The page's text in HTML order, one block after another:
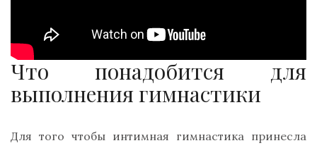
Что понадобится для
выполнения гимнастики
Для того чтобы интимная гимнастика принесла